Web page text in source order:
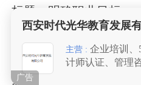
标题：明确职业目标
段落1：我对自己的职
识。我希望在未来成为
西安时代光华教育发展
主营 : 企业培训、
计师认证、管理
广告